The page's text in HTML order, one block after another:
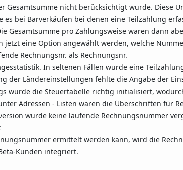
Gesamtsumme nicht berücksichtigt wurde. Diese
es bei Barverkäufen bei denen eine Teilzahlung
Gesamtsumme pro Zahlungsweise waren dann
jetzt eine Option angewählt werden, welche
Rechnungsnr. als Rechnungsnr.
In seltenen Fällen wurde eine
der Ländereinstellungen fehlte die Angabe der
wurde die Steuertabelle richtig initialisiert,
Adressen - Listen waren die Überschriften für
wurde keine laufende Rechnungsnummer
ermittelt werden kann, wird die
Kunden integriert.